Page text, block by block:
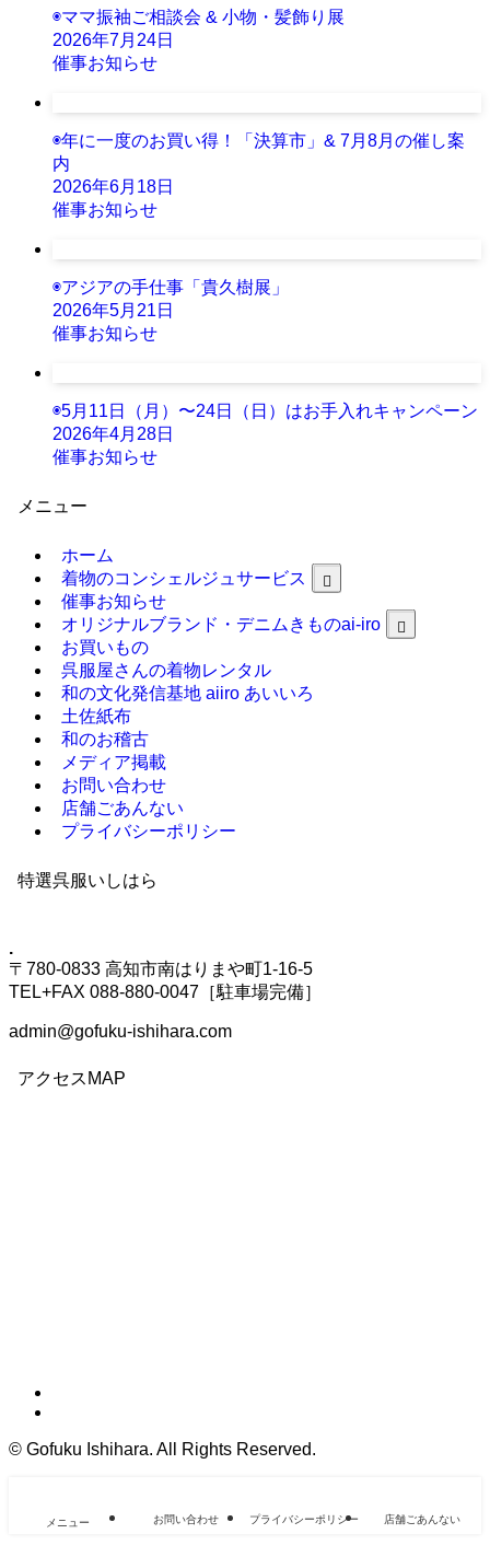
◉ママ振袖ご相談会 & 小物・髪飾り展
2026年7月24日
催事お知らせ
◉年に一度のお買い得！「決算市」& 7月8月の催し案
内
2026年6月18日
催事お知らせ
◉アジアの手仕事「貴久樹展」
2026年5月21日
催事お知らせ
◉5月11日（月）〜24日（日）はお手入れキャンペーン
2026年4月28日
催事お知らせ
メニュー
ホーム
着物のコンシェルジュサービス
催事お知らせ
オリジナルブランド・デニムきものai-iro
お買いもの
呉服屋さんの着物レンタル
和の文化発信基地 aiiro あいいろ
土佐紙布
和のお稽古
メディア掲載
お問い合わせ
店舗ごあんない
プライバシーポリシー
特選呉服いしはら
.
〒780-0833 高知市南はりまや町1-16-5
TEL+FAX 088-880-0047［駐車場完備］
admin@gofuku-ishihara.com
アクセスMAP
© Gofuku Ishihara. All Rights Reserved.
メニュー お問い合わせ プライバシーポリシー 店舗ごあんない